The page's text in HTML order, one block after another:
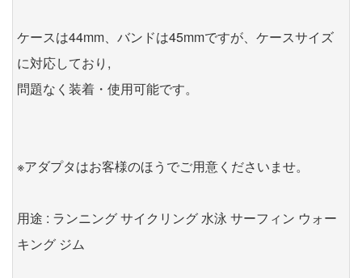
ケースは44mm、バンドは45mmですが、ケースサイズ
に対応しており,
問題なく装着・使用可能です。
※アダプタはお客様のほうでご用意くださいませ。
用途 : ランニング サイクリング 水泳 サーフィン ウォー
キング ジム